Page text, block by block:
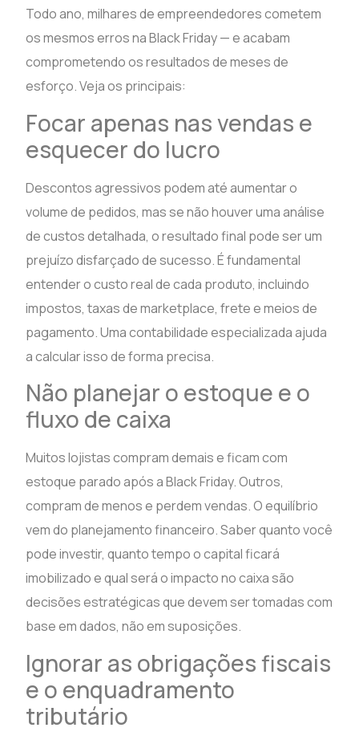
Todo ano, milhares de empreendedores cometem
os mesmos erros na Black Friday — e acabam
comprometendo os resultados de meses de
esforço. Veja os principais:
Focar apenas nas vendas e
esquecer do lucro
Descontos agressivos podem até aumentar o
volume de pedidos, mas se não houver uma análise
de custos detalhada, o resultado final pode ser um
prejuízo disfarçado de sucesso. É fundamental
entender o custo real de cada produto, incluindo
impostos, taxas de marketplace, frete e meios de
pagamento. Uma contabilidade especializada ajuda
a calcular isso de forma precisa.
Não planejar o estoque e o
fluxo de caixa
Muitos lojistas compram demais e ficam com
estoque parado após a Black Friday. Outros,
compram de menos e perdem vendas. O equilíbrio
vem do planejamento financeiro. Saber quanto você
pode investir, quanto tempo o capital ficará
imobilizado e qual será o impacto no caixa são
decisões estratégicas que devem ser tomadas com
base em dados, não em suposições.
Ignorar as obrigações fiscais
e o enquadramento
tributário